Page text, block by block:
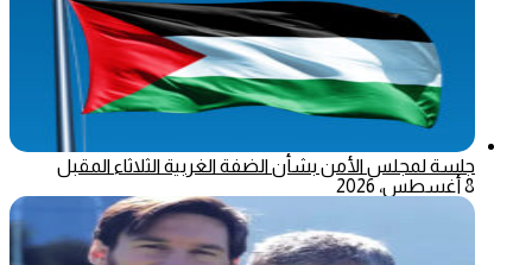
جلسة لمجلس الأمن بشأن الضفة الغربية الثلاثاء المقبل
8 أغسطس، 2026